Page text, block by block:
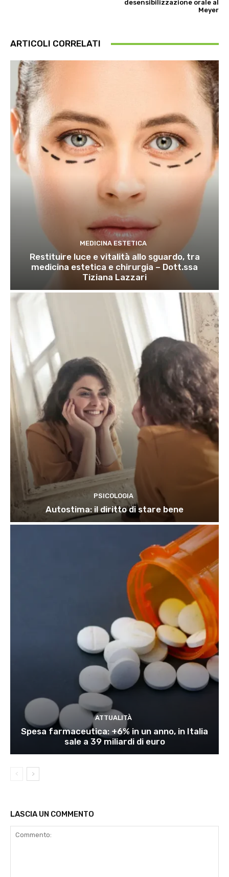
desensibilizzazione orale al
Meyer
ARTICOLI CORRELATI
MEDICINA ESTETICA
Restituire luce e vitalità allo sguardo, tra
medicina estetica e chirurgia – Dott.ssa
Tiziana Lazzari
PSICOLOGIA
Autostima: il diritto di stare bene
ATTUALITÀ
Spesa farmaceutica: +6% in un anno, in Italia
sale a 39 miliardi di euro
LASCIA UN COMMENTO